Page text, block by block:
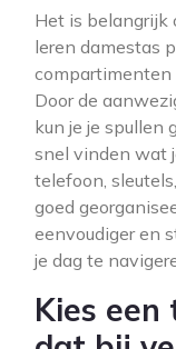
Het is belangrijk
leren damestas
compartimenten
Door de
kun je je spullen
snel vinden wat
telefoon,
goed
eenvoudiger en
je dag te
Kies